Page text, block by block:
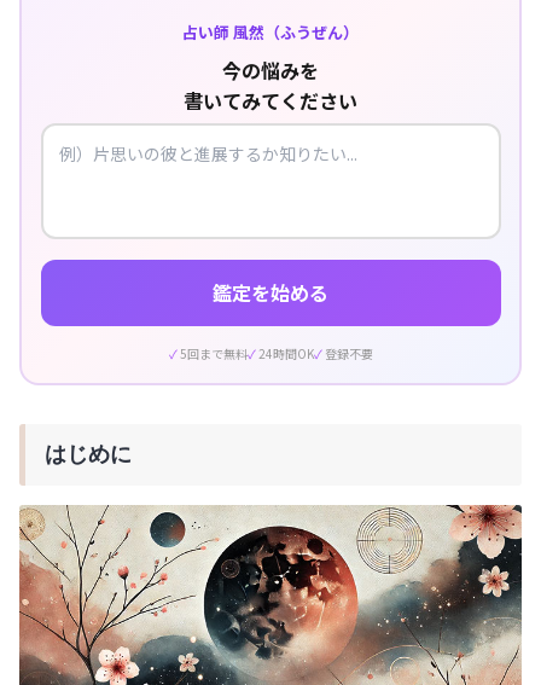
占い師 風然（ふうぜん）
今の悩みを
書いてみてください
鑑定を始める
5回まで無料 24時間OK 登録不要
はじめに